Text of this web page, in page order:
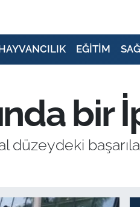
EĞİTİM
bir